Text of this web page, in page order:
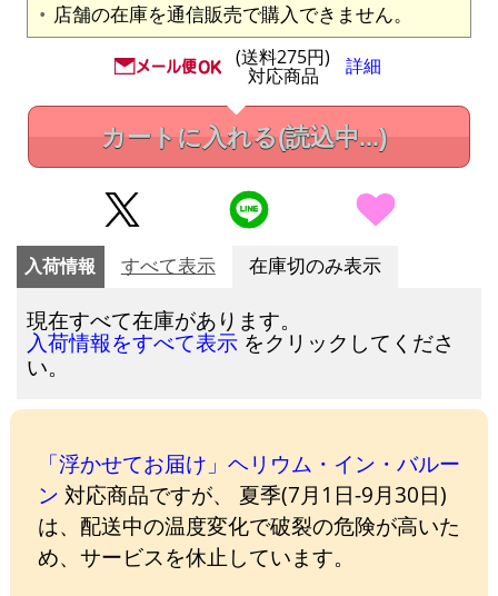
店舗の在庫を通信販売で購入できません。
(送料275円)
対応商品 詳細
カートに入れる(読込中...)
入荷情報 すべて表示 在庫切のみ表示
現在すべて在庫があります。
入荷情報をすべて表示 をクリックしてくださ
い。
「浮かせてお届け」ヘリウム・イン・バルー
ン 対応商品ですが、 夏季(7月1日-9月30日)
は、配送中の温度変化で破裂の危険が高いた
め、サービスを休止しています。